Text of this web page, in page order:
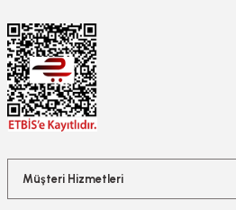
Müşteri Hizmetleri